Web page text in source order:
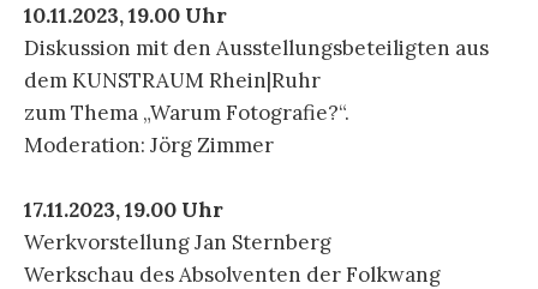
10.11.2023, 19.00 Uhr
Diskussion mit den Ausstellungsbeteiligten aus
dem KUNSTRAUM Rhein|Ruhr
zum Thema „Warum Fotografie?“.
Moderation: Jörg Zimmer
17.11.2023, 19.00 Uhr
Werkvorstellung Jan Sternberg
Werkschau des Absolventen der Folkwang